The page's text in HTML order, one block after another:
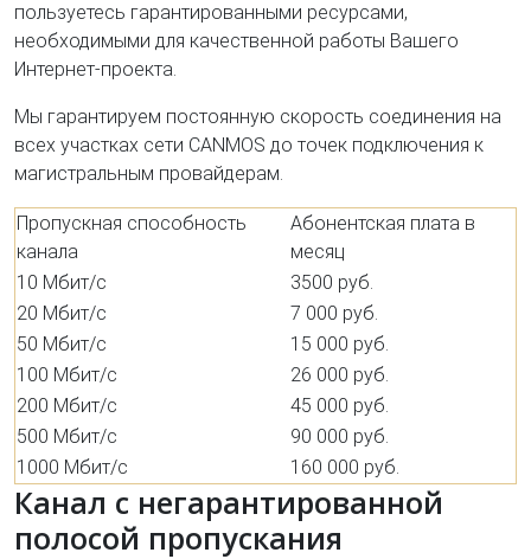
пользуетесь гарантированными ресурсами,
необходимыми для качественной работы Вашего
Интернет-проекта.
Мы гарантируем постоянную скорость соединения на
всех участках сети CANMOS до точек подключения к
магистральным провайдерам.
Пропускная способность
канала
Абонентская плата в
месяц
10 Мбит/с
3500 руб.
20 Мбит/с
7 000 руб.
50 Мбит/с
15 000 руб.
100 Мбит/с
26 000 руб.
200 Мбит/с
45 000 руб.
500 Мбит/с
90 000 руб.
1000 Мбит/с
160 000 руб.
Канал с негарантированной
полосой пропускания